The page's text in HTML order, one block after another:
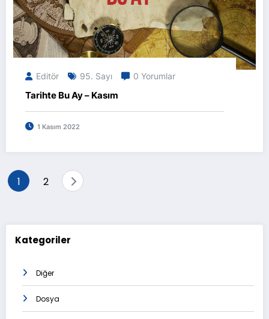
Editör 95. Sayı 0 Yorumlar
Tarihte Bu Ay – Kasım
1 Kasım 2022
Yazı
1 2
Kategoriler
Diğer
Dosya